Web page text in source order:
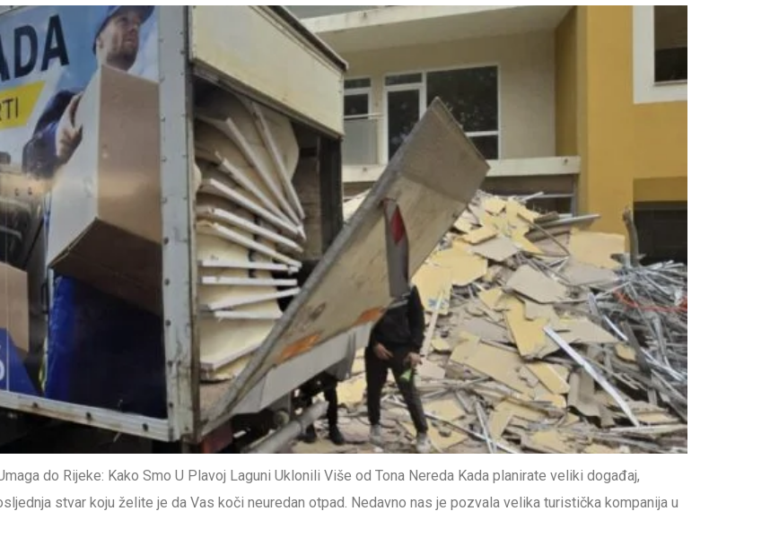
do Rijeke: Kako Smo U Plavoj Laguni Uklonili Više od Tona Nereda Kada planirate veliki događaj,
stvar koju želite je da Vas koči neuredan otpad. Nedavno nas je pozvala velika turistička kompanija u